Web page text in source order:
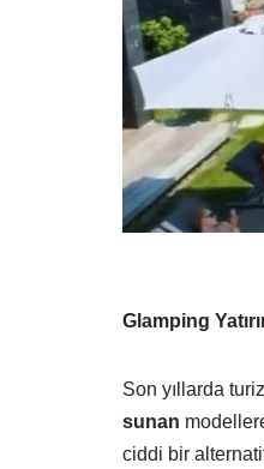
Glamping
Son yıllarda
sunan
ciddi bir